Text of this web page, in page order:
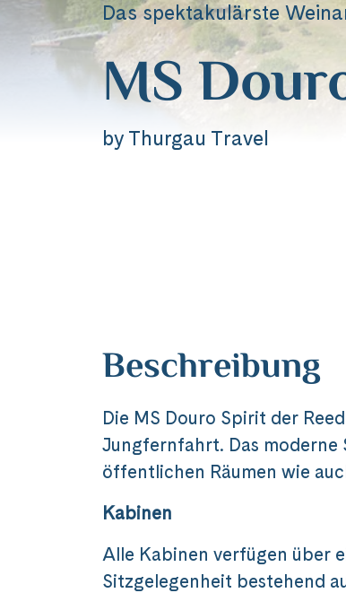
Das spektakulärste
MS
by Thurgau Travel
Beschreibung
Die MS Douro Spirit der
Jungfernfahrt. Das
öffentlichen Räumen wie
Kabinen
Alle Kabinen verfügen über
Sitzgelegenheit bestehend